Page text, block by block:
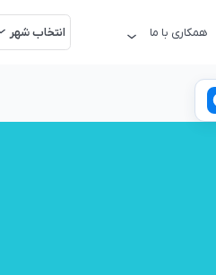
همکاری با ما انتخاب شهر